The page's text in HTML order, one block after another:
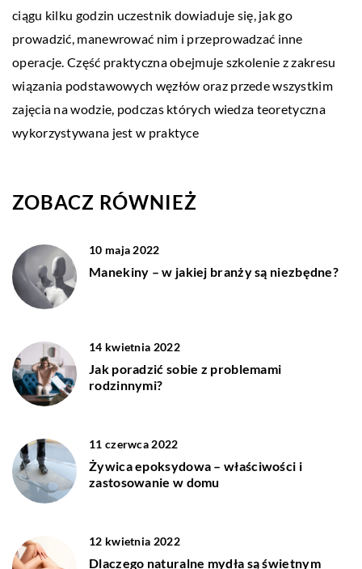
ciągu kilku godzin uczestnik dowiaduje się, jak go
prowadzić, manewrować nim i przeprowadzać inne
operacje. Część praktyczna obejmuje szkolenie z zakresu
wiązania podstawowych węzłów oraz przede wszystkim
zajęcia na wodzie, podczas których wiedza teoretyczna
wykorzystywana jest w praktyce
ZOBACZ RÓWNIEŻ
10 maja 2022
Manekiny – w jakiej branży są niezbędne?
14 kwietnia 2022
Jak poradzić sobie z problemami
rodzinnymi?
11 czerwca 2022
Żywica epoksydowa – właściwości i
zastosowanie w domu
12 kwietnia 2022
Dlaczego naturalne mydła są świetnym